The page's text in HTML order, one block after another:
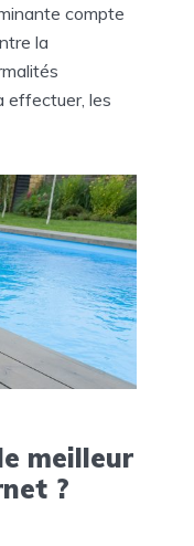
compte
la
effectuer, les
meilleur
?